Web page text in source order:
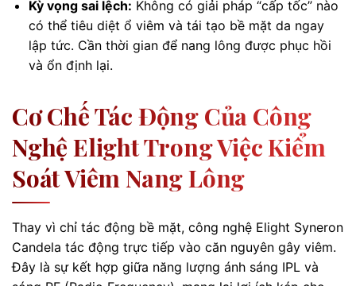
Kỳ vọng sai lệch: Không có giải pháp “cấp tốc” nào
có thể tiêu diệt ổ viêm và tái tạo bề mặt da ngay
lập tức. Cần thời gian để nang lông được phục hồi
và ổn định lại.
Cơ Chế Tác Động Của Công
Nghệ Elight Trong Việc Kiểm
Soát Viêm Nang Lông
Thay vì chỉ tác động bề mặt, công nghệ Elight Syneron
Candela tác động trực tiếp vào căn nguyên gây viêm.
Đây là sự kết hợp giữa năng lượng ánh sáng IPL và